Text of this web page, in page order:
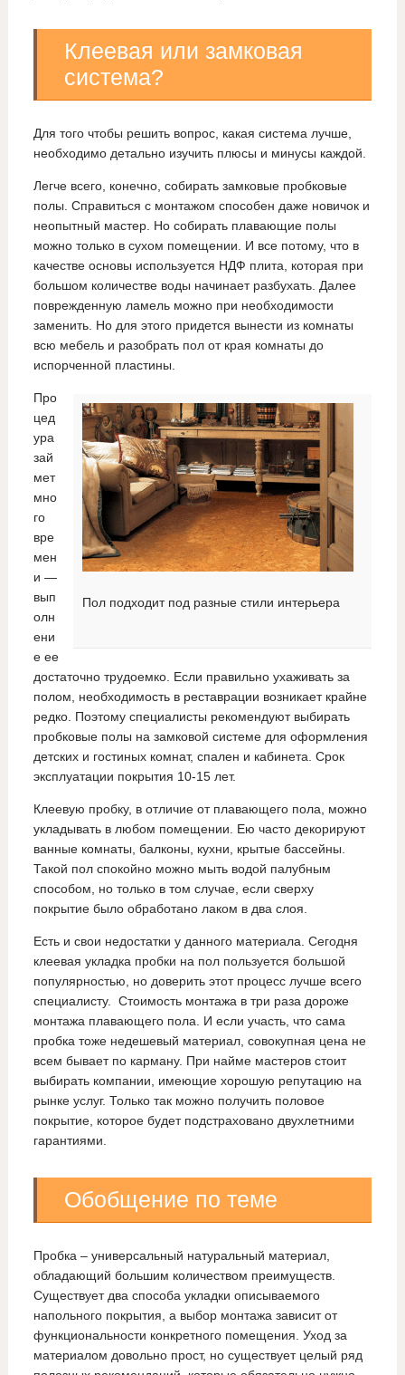
Клеевая или замковая
система?
Для того чтобы решить вопрос, какая система лучше,
необходимо детально изучить плюсы и минусы каждой.
Легче всего, конечно, собирать замковые пробковые
полы. Справиться с монтажом способен даже новичок и
неопытный мастер. Но собирать плавающие полы
можно только в сухом помещении. И все потому, что в
качестве основы используется НДФ плита, которая при
большом количестве воды начинает разбухать. Далее
поврежденную ламель можно при необходимости
заменить. Но для этого придется вынести из комнаты
всю мебель и разобрать пол от края комнаты до
испорченной пластины.
Пол подходит под разные стили интерьера
Про
цед
ура
зай
мет
мно
го
вре
мен
и —
вып
олн
ени
е ее
достаточно трудоемко. Если правильно ухаживать за
полом, необходимость в реставрации возникает крайне
редко. Поэтому специалисты рекомендуют выбирать
пробковые полы на замковой системе для оформления
детских и гостиных комнат, спален и кабинета. Срок
эксплуатации покрытия 10-15 лет.
Клеевую пробку, в отличие от плавающего пола, можно
укладывать в любом помещении. Ею часто декорируют
ванные комнаты, балконы, кухни, крытые бассейны.
Такой пол спокойно можно мыть водой палубным
способом, но только в том случае, если сверху
покрытие было обработано лаком в два слоя.
Есть и свои недостатки у данного материала. Сегодня
клеевая укладка пробки на пол пользуется большой
популярностью, но доверить этот процесс лучше всего
специалисту. Стоимость монтажа в три раза дороже
монтажа плавающего пола. И если участь, что сама
пробка тоже недешевый материал, совокупная цена не
всем бывает по карману. При найме мастеров стоит
выбирать компании, имеющие хорошую репутацию на
рынке услуг. Только так можно получить половое
покрытие, которое будет подстраховано двухлетними
гарантиями.
Обобщение по теме
Пробка – универсальный натуральный материал,
обладающий большим количеством преимуществ.
Существует два способа укладки описываемого
напольного покрытия, а выбор монтажа зависит от
функциональности конкретного помещения. Уход за
материалом довольно прост, но существует целый ряд